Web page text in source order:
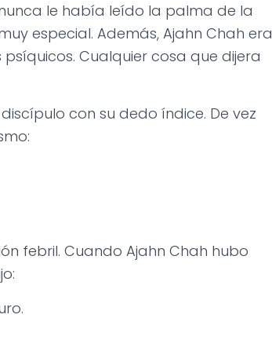
le había leído la palma de la
especial. Además, Ajahn Chah era
Cualquier cosa que dijera
con su dedo índice. De vez
febril. Cuando Ajahn Chah hubo